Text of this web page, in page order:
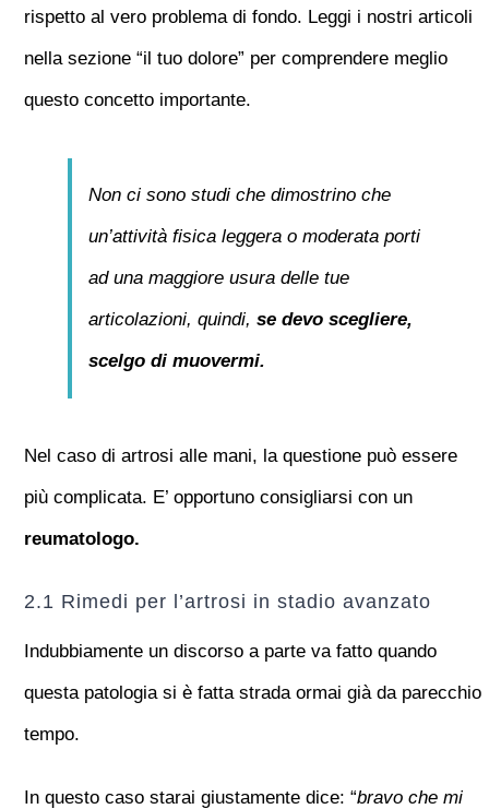
rispetto al vero problema di fondo. Leggi i nostri articoli
nella sezione “il tuo dolore” per comprendere meglio
questo concetto importante.
Non ci sono studi che dimostrino che
un’attività fisica leggera o moderata porti
ad una maggiore usura delle tue
articolazioni, quindi,se devo scegliere,
scelgo di muovermi.
Nel caso di artrosi alle mani, la questione può essere
più complicata. E’ opportuno consigliarsi con un
reumatologo.
2.1 Rimedi per l’artrosi in stadio avanzato
Indubbiamente un discorso a parte va fatto quando
questa patologia si è fatta strada ormai già da parecchio
tempo.
In questo caso starai giustamente dice: “bravo che mi